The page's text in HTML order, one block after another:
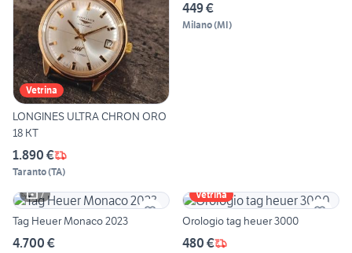
Vetrina
LONGINES ULTRA CHRON ORO
18 KT
1.890 €
Taranto(TA)
449 €
Milano(MI)
7
Tag Heuer Monaco 2023
4.700 €
Vetrina
Orologio tag heuer 3000
480 €